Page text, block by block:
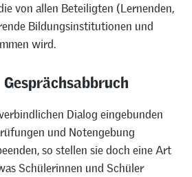
von allen Beteiligten (Lernenden,
Bildungsinstitutionen und
wird.
Dialog eingebunden
und Notengebung
so stellen sie doch eine Art
Schülerinnen und Schüler